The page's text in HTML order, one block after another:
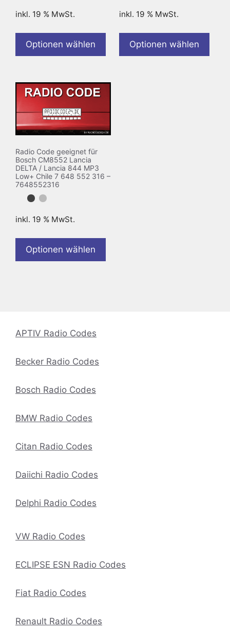
inkl. 19 % MwSt.
Optionen wählen
inkl. 19 % MwSt.
Optionen wählen
Radio Code geeignet für
Bosch CM8552 Lancia
DELTA / Lancia 844 MP3
Low+ Chile 7 648 552 316 –
7648552316
inkl. 19 % MwSt.
Optionen wählen
APTIV Radio Codes
Becker Radio Codes
Bosch Radio Codes
BMW Radio Codes
Citan Radio Codes
Daiichi Radio Codes
Delphi Radio Codes
VW Radio Codes
ECLIPSE ESN Radio Codes
Fiat Radio Codes
Renault Radio Codes